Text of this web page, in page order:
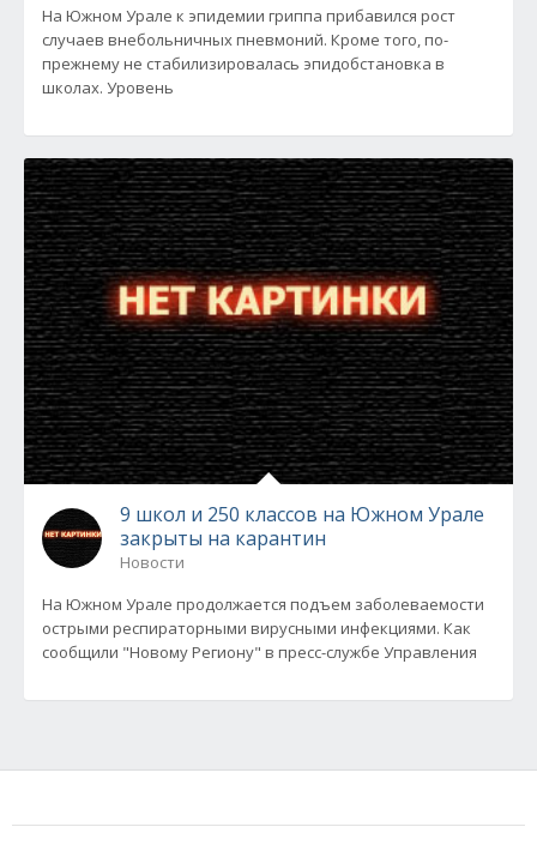
На Южном Урале к эпидемии гриппа прибавился рост
случаев внебольничных пневмоний. Кроме того, по-
прежнему не стабилизировалась эпидобстановка в
школах. Уровень
9 школ и 250 классов на Южном Урале
закрыты на карантин
Новости
На Южном Урале продолжается подъем заболеваемости
острыми респираторными вирусными инфекциями. Как
сообщили "Новому Региону" в пресс-службе Управления